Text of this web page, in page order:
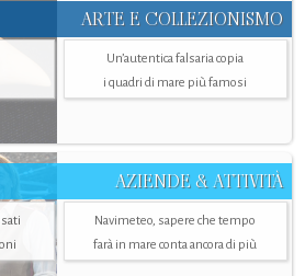
ARTE E COLLEZIONISMO
Un’autentica falsaria copia
i quadri di mare più famosi
AZIENDE & ATTIVITÀ
Navimeteo, sapere che tempo
farà in mare conta ancora di più